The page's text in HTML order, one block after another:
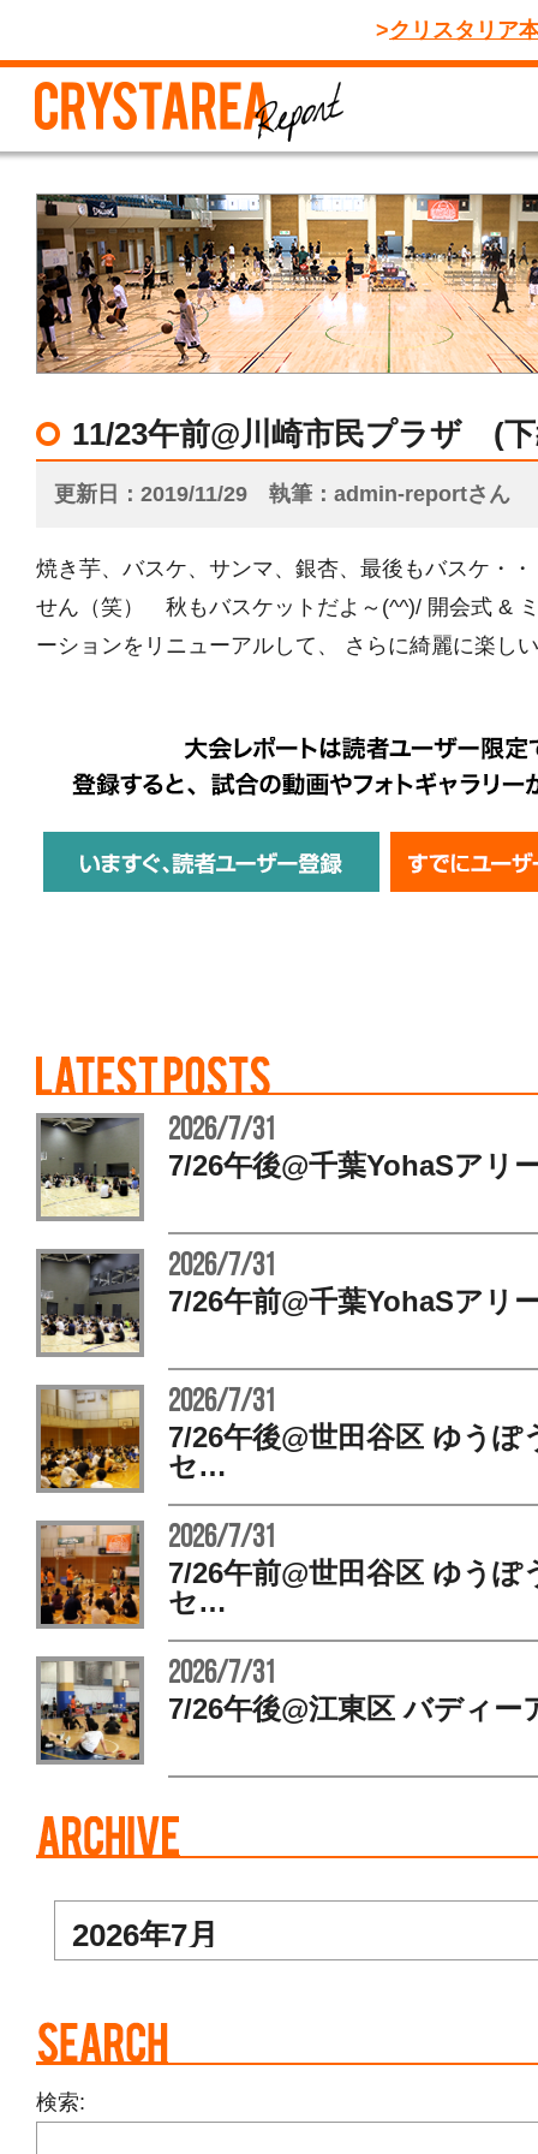
クリスタリア
11/23午前@川崎市民プラザ (
更新日 2019/11/29 執筆 admin-reportさん
焼き芋、バスケ、サンマ、銀杏、最後もバスケ・
せん（笑） 秋もバスケットだよ～(^^)/ 開会式 &
ーションをリニューアルして、 さらに綺麗に楽し
2026/7/31
7/26午後@千葉YohaSア
2026/7/31
7/26午前@千葉YohaSア
2026/7/31
7/26午後@世田谷区 ゆうぽ
セ…
2026/7/31
7/26午前@世田谷区 ゆうぽ
セ…
2026/7/31
7/26午後@江東区 バディ
検索: